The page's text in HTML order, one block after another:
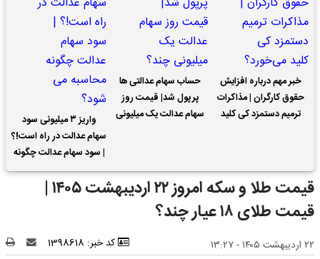
خبر مهم درباره افزایش
حقوق کارگران | مذاکرات
ترمیم دستمزد کی کلید
حساب سهام عدالتی ها
پرپول شد| قیمت روز
سهام عدالت یک میلیونی
واریز ۳ میلیونی سود
سهام عدالت در راه است!؟
| سود سهام عدالت چگونه
محاسبه می شود؟
قیمت طلا و سکه امروز ۲۲ اردیبهشت ۱۴۰۵ |
قیمت طلای ۱۸ عیار چند؟
۲۲ اردیبهشت ۱۴۰۵ - ۱۳:۲۷ کد خبر: 1398618